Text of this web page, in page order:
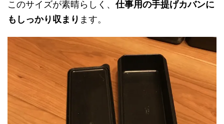
このサイズが素晴らしく、仕事用の手提げカバンに
もしっかり収まり ます。